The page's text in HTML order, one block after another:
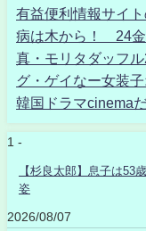
有益便利情報サイ
病は木から！ 24金
真・モリタダッフ
グ・ゲイなー女装
韓国ドラマcinema
1 -
【杉良太郎】息子は53
姿
2026/08/07